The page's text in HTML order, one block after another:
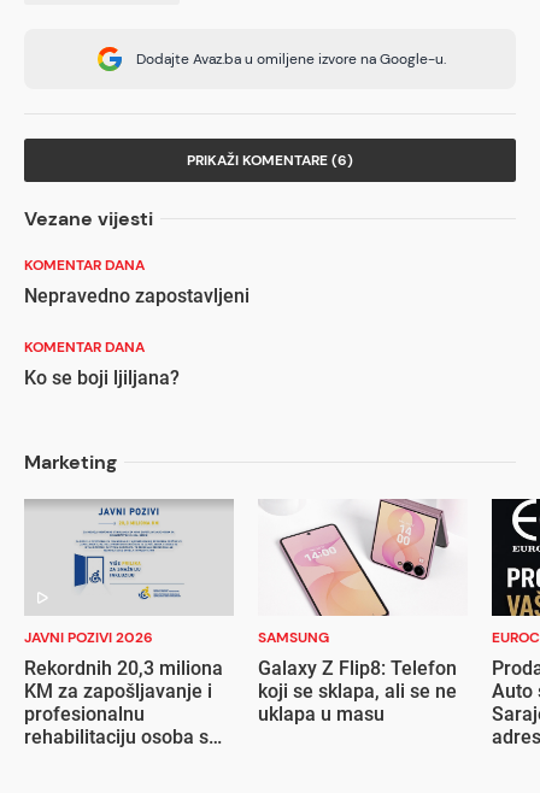
Dodajte Avaz.ba u omiljene izvore na Google-u.
PRIKAŽI KOMENTARE (6)
Vezane vijesti
KOMENTAR DANA
Nepravedno zapostavljeni
KOMENTAR DANA
Ko se boji ljiljana?
Marketing
JAVNI POZIVI 2026
Rekordnih 20,3 miliona
KM za zapošljavanje i
profesionalnu
rehabilitaciju osoba s
SAMSUNG
Galaxy Z Flip8: Telefon
koji se sklapa, ali se ne
uklapa u masu
Auto